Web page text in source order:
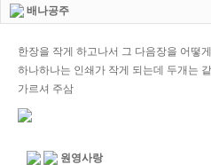
배나공주
한장을 작게 하고나서 그 다음장을 어떻
하나하나는 인쇄가 작게 되는데 두개는
가르셔 주삼
원영사랑